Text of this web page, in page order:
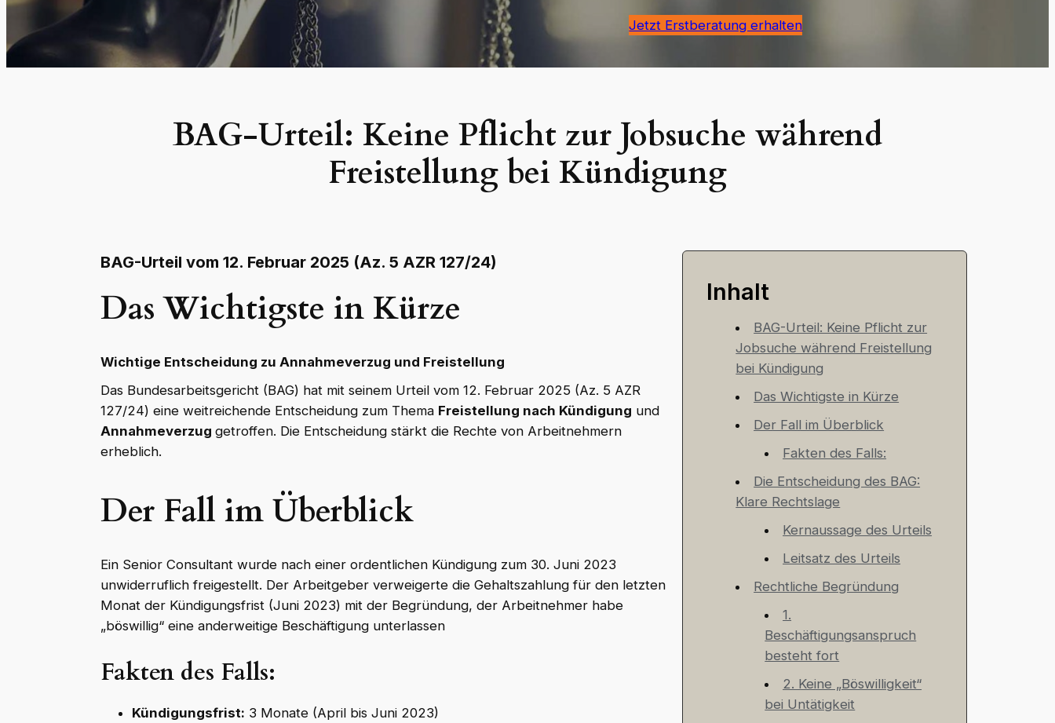
Jetzt Erstberatung erhalten
BAG-Urteil: Keine Pflicht zur Jobsuche während
Freistellung bei Kündigung
BAG-Urteil vom 12. Februar 2025 (Az. 5 AZR 127/24)
Das Wichtigste in Kürze
Wichtige Entscheidung zu Annahmeverzug und Freistellung
Das Bundesarbeitsgericht (BAG) hat mit seinem Urteil vom 12. Februar 2025 (Az. 5 AZR
127/24) eine weitreichende Entscheidung zum Thema Freistellung nach Kündigung und
Annahmeverzug getroffen. Die Entscheidung stärkt die Rechte von Arbeitnehmern
erheblich.
Der Fall im Überblick
Ein Senior Consultant wurde nach einer ordentlichen Kündigung zum 30. Juni 2023
unwiderruflich freigestellt. Der Arbeitgeber verweigerte die Gehaltszahlung für den letzten
Monat der Kündigungsfrist (Juni 2023) mit der Begründung, der Arbeitnehmer habe
„böswillig“ eine anderweitige Beschäftigung unterlassen
Fakten des Falls:
Kündigungsfrist: 3 Monate (April bis Juni 2023)
Inhalt
BAG-Urteil: Keine Pflicht zur
Jobsuche während Freistellung
bei Kündigung
Das Wichtigste in Kürze
Der Fall im Überblick
Fakten des Falls:
Die Entscheidung des BAG:
Klare Rechtslage
Kernaussage des Urteils
Leitsatz des Urteils
Rechtliche Begründung
1.
Beschäftigungsanspruch
besteht fort
2. Keine „Böswilligkeit“
bei Untätigkeit